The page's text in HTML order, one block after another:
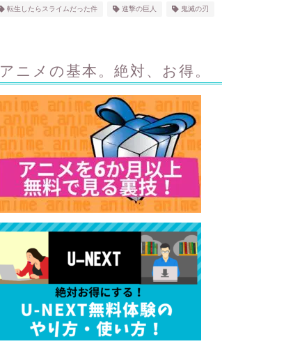
転生したらスライムだった件 進撃の巨人 鬼滅の刃
アニメの基本。絶対、お得。